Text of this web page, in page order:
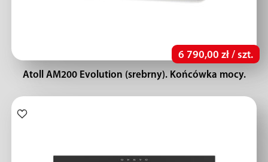
6 790,00 zł / szt.
Atoll AM200 Evolution (srebrny). Końcówka mocy.